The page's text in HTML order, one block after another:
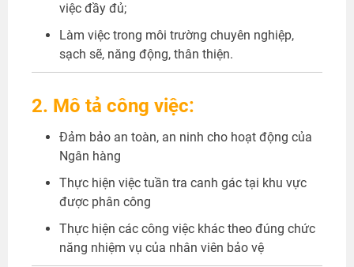
việc đầy đủ;
Làm việc trong môi trường chuyên nghiệp,
sạch sẽ, năng động, thân thiện.
2. Mô tả công việc:
Đảm bảo an toàn, an ninh cho hoạt động của
Ngân hàng
Thực hiện việc tuần tra canh gác tại khu vực
được phân công
Thực hiện các công việc khác theo đúng chức
năng nhiệm vụ của nhân viên bảo vệ